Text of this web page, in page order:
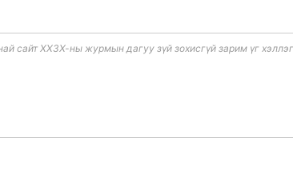
сайт ХХЗХ-ны журмын дагуу зүй зохисгүй зарим үг